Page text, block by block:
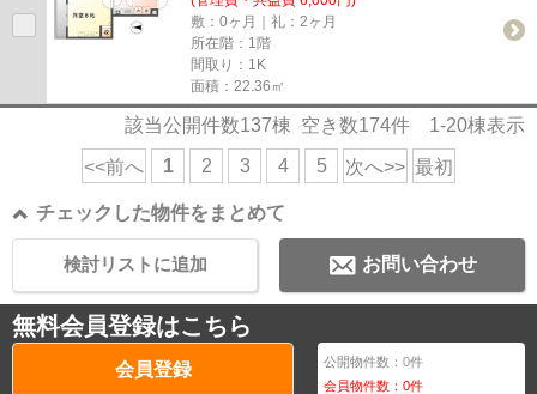
敷：0ヶ月｜礼：2ヶ月
所在階：1階
間取り：1K
面積：22.36㎡
該当公開件数137棟 空き数174件 1-20棟表示
<<前へ 1 2 3 4 5 次へ>> 最初
チェックした物件をまとめて
お問い合わせ
検討リストに追加
無料会員登録はこちら
会員登録 公開物件数：0件
会員物件数：0件